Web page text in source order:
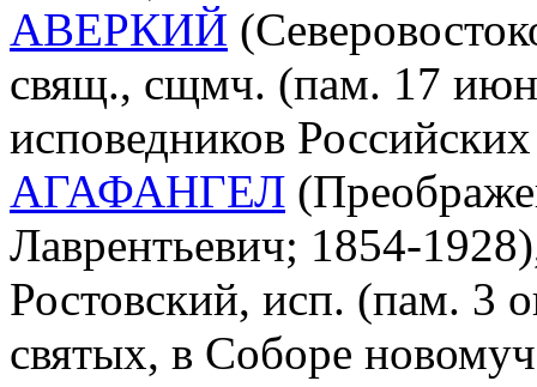
АВЕРКИЙ
свящ., сщмч. (пам. 17
исповедников
АГАФАНГЕЛ
Лаврентьевич; 1854-
Ростовский, исп. (пам. 3
святых, в Соборе